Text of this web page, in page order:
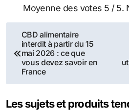
Moyenne des votes 5 / 5.
Navigation
de
l’article
CBD alimentaire
interdit à partir du 15
mai 2026 : ce que
vous devez savoir en
France
Les sujets et produits